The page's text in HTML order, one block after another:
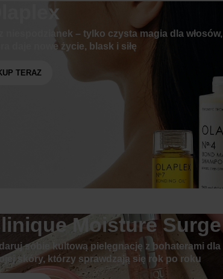
niespodzianek – tylko czysta magia dla włosów,
daje nowe życie, blask i siłę
TERAZ
Moisture Surge
sobie kultową pielęgnację z bohaterami dla
skóry, którzy sprawdzają się rok po roku